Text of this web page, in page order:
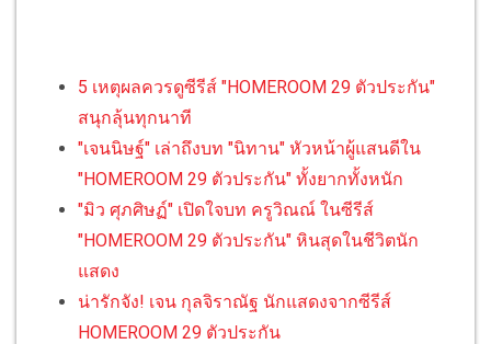
5 เหตุผลควรดูซีรีส์ "HOMEROOM 29 ตัวประกัน"
สนุกลุ้นทุกนาที
"เจนนิษฐ์" เล่าถึงบท "นิทาน" หัวหน้าผู้แสนดีใน
"HOMEROOM 29 ตัวประกัน" ทั้งยากทั้งหนัก
"มิว ศุภศิษฏ์" เปิดใจบท ครูวิณณ์ ในซีรีส์
"HOMEROOM 29 ตัวประกัน" หินสุดในชีวิตนัก
แสดง
น่ารักจัง! เจน กุลจิราณัฐ นักแสดงจากซีรีส์
HOMEROOM 29 ตัวประกัน